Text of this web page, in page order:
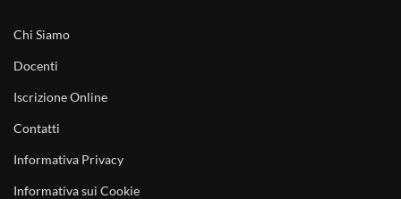
Chi Siamo
Docenti
Iscrizione Online
Contatti
Informativa Privacy
Informativa sui Cookie